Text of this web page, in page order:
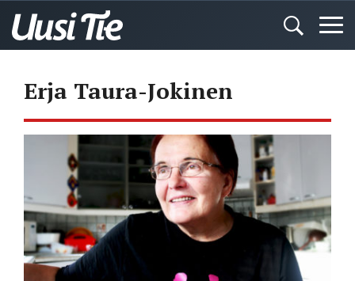
Erja Taura-Jokinen